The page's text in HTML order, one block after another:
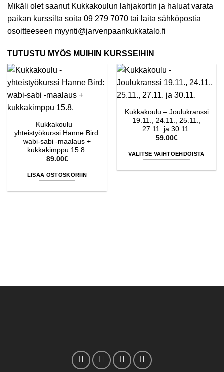
Mikäli olet saanut Kukkakoulun lahjakortin ja haluat varata
paikan kurssilta soita 09 279 7070 tai laita sähköpostia
osoitteeseen myynti@jarvenpaankukkatalo.fi
TUTUSTU MYÖS MUIHIN KURSSEIHIN
Kukkakoulu –
yhteistyökurssi Hanne Bird:
wabi-sabi -maalaus +
kukkakimppu 15.8.
89.00€
LISÄÄ OSTOSKORIIN
Kukkakoulu – Joulukranssi
19.11., 24.11., 25.11.,
27.11. ja 30.11.
59.00€
VALITSE VAIHTOEHDOISTA